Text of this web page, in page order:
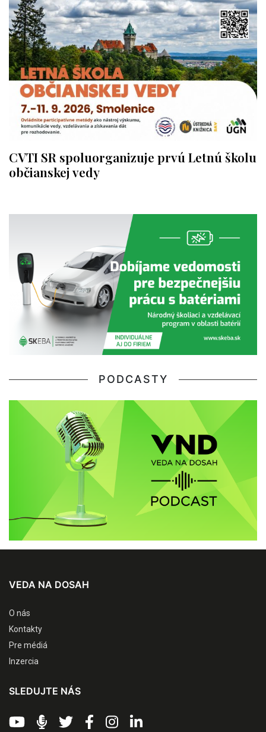
CVTI SR spoluorganizuje prvú Letnú školu
občianskej vedy
PODCASTY
VEDA NA DOSAH
O nás
Kontakty
Pre médiá
Inzercia
SLEDUJTE NÁS